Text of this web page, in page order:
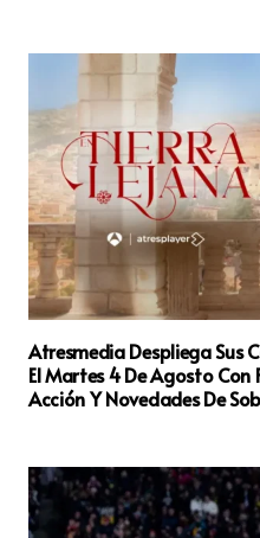
Atresmedia Despliega Sus
El Martes 4 De Agosto Con
Acción Y Novedades De